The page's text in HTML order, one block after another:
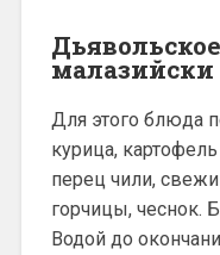
малазийски
Для этого блюда
курица,
перец чили,
горчицы, чеснок.
Водой до